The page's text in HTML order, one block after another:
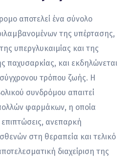
αποτελεί ένα σύνολο
της υπέρτασης,
υπεργλυκαιμίας και της
παχυσαρκίας, και εκδηλώνεται
τρόπου ζωής. Η
συνδρόμου απαιτεί
φαρμάκων, η οποία
επιπτώσεις, ανεπαρκή
στη θεραπεία και τελικό
διαχείριση της